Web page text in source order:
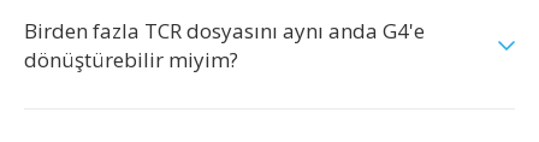
Birden fazla TCR dosyasını aynı anda G4'e
dönüştürebilir miyim?